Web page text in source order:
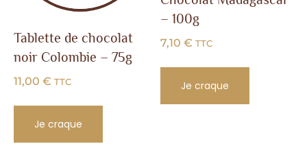
Tablette de chocolat
noir Colombie – 75g
11,00 € TTC
Je craque
– 100g
7,10 € TTC
Je craque